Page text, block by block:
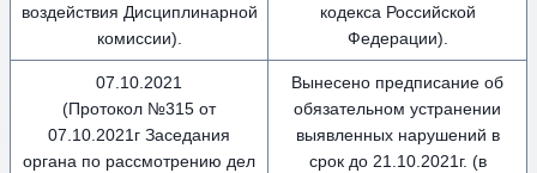
воздействия Дисциплинарной
комиссии).
кодекса Российской
Федерации).
07.10.2021
(Протокол №315 от
07.10.2021г Заседания
органа по рассмотрению дел
Вынесено предписание об
обязательном устранении
выявленных нарушений в
срок до 21.10.2021г. (в